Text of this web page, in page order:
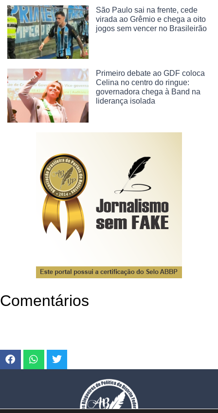
São Paulo sai na frente, cede
virada ao Grêmio e chega a oito
jogos sem vencer no Brasileirão
Primeiro debate ao GDF coloca
Celina no centro do ringue:
governadora chega à Band na
liderança isolada
Comentários